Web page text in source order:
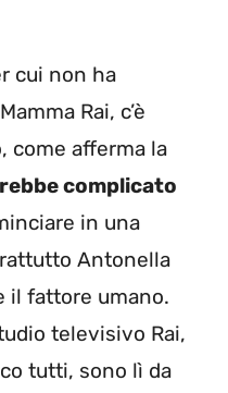
cui non ha
Rai, c’è
come afferma la
complicato
in una
Antonella
il fattore umano.
televisivo Rai,
tutti, sono lì da